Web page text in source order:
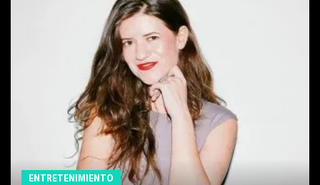
ENTRETENIMIENTO